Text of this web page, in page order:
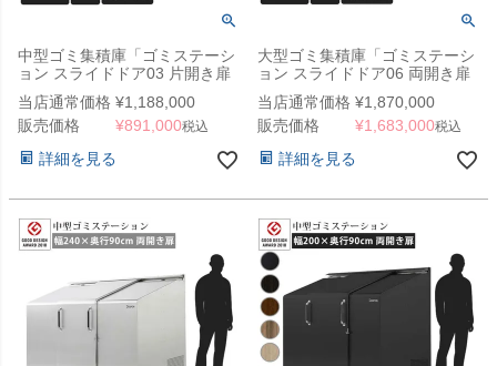
中型ゴミ集積庫「ゴミステーシ
ョン スライドドア03 片開き扉
ステンレス 1720L」 ※法人宛
配送限定（SN）
当店通常価格 ¥1,188,000
販売価格
¥891,000税込
詳細を見る
大型ゴミ集積庫「ゴミステーシ
ョン スライドドア06 両開き扉
ステンレス 5200L」 ※法人宛
配送限定、チャーター便
（SN）
当店通常価格 ¥1,870,000
販売価格
¥1,683,000税込
詳細を見る